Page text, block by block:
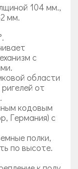
104 мм.,
мм.
с
области
от
кодовым
Германия) с
полки,
по высоте.